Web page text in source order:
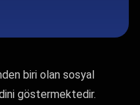
biri olan sosyal
göstermektedir.